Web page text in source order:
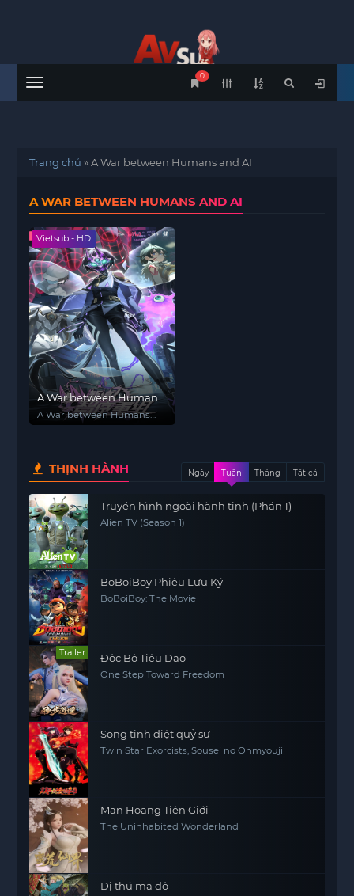
Menu
0
Trang chủ »A War between Humans and AI
A WAR BETWEEN HUMANS AND AI
Vietsub - HD
A War between Humans
and AI
A War between Humans
THỊNH HÀNH Ngày Tuần Tháng Tất cả
Truyền hình ngoài hành tinh (Phần 1)
Alien TV (Season 1)
BoBoiBoy Phiêu Lưu Ký
BoBoiBoy: The Movie
Trailer Độc Bộ Tiêu Dao
One Step Toward Freedom
Song tinh diệt quỷ sư
Twin Star Exorcists, Sousei no Onmyouji
Man Hoang Tiên Giới
The Uninhabited Wonderland
Dị thú ma đô